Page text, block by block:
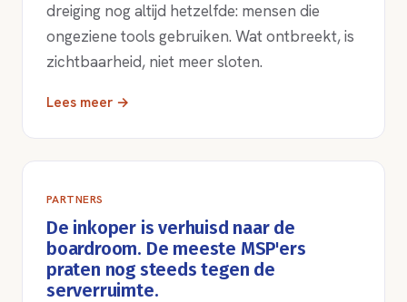
dreiging nog altijd hetzelfde: mensen die
ongeziene tools gebruiken. Wat ontbreekt, is
zichtbaarheid, niet meer sloten.
Lees meer →
PARTNERS
De inkoper is verhuisd naar de
boardroom. De meeste MSP'ers
praten nog steeds tegen de
serverruimte.